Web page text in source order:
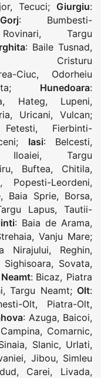
,Tecuci; Giurgiu:
Gorj: Bumbesti-
Rovinari, Targu
: Baile Tusnad,
Cristuru
Ciuc, Odorheiu
; Hunedoara:
, Hateg, Lupeni,
, Uricani,Vulcan;
Fetesti, Fierbinti-
; Iasi: Belcesti,
, Targu
, Buftea, Chitila,
, Popesti-Leordeni,
, Baia Sprie, Borsa,
Lapus,Tautii-
: Baia de Arama,
, Vanju Mare;
Nirajului, Reghin,
Sighisoara, Sovata,
Neamt: Bicaz, Piatra
, Targu Neamt; Olt:
Olt, Piatra-Olt,
: Azuga, Baicoi,
Campina, Comarnic,
, Slanic, Urlati,
, Jibou, Simleu
, Carei, Livada,